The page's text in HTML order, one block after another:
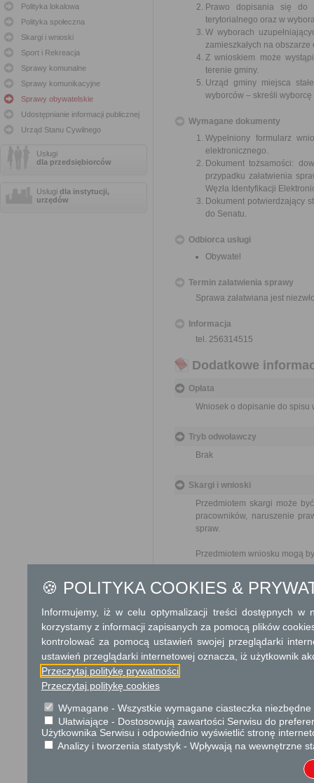
Polityka lokalowa
Polityka społeczna
Skargi i wnioski
Sport i Rekreacja
Sprawy komunalne
Sprawy komunikacyjne
Sprawy obywatelskie
Udostępnianie informacji publicznej
Urząd Stanu Cywilnego
Usługi
dla przedsiębiorców
Usługi dla instytucji,
urzędów
Prawo dopisania się do
terytorialnego oraz w
W wyborach
zamieszkałych na
Z wnioskiem może
terenie gminy.
Urząd gminy miejsca
wyborców – skreśli
Wymagane dokumenty
Wypełniony formularz
elektronicznego.
Dokument tożsamości:
przypadku załatwienia
Węzła Identyfikacji
Dokument potwierdzający
do Senatu.
Odbiorca usługi
Obywatel
Termin załatwienia sprawy
Sprawa załatwiana jest
Informacja
tel. 256314515
Dodatkowe
Opłata
Wniosek o dopisanie do spisu
Tryb odwoławczy
Brak
Skargi i wnioski
Przedmiotem skargi może
pracowników, naruszenie
spraw.
Przedmiotem wniosku mogą
wzmacnianie
usprawnienie pracy i
ochrony własności
lepszego zaspokajania
Organ właściwy dla
miesiąca.
Ustawa z dnia 14
Ustawa z dnia 5
Rozporządzenie
🍪 POLITYKA COOKIES &
Informujemy, iż w celu optymalizacji treści dostępnych w
korzystamy z informacji zapisanych za pomocą plików
kontrolować za pomocą ustawień swojej przeglądarki
ustawień przeglądarki internetowej oznacza, iż użytkownik
Przeczytaj politykę prywatności
Przeczytaj politykę cookies
Wymagane - Wszystkie wymagane ciasteczka
Ułatwiające - Dostosowują zawartości Serwisu do
Użytkownika Serwisu i odpowiednio wyświetlić stronę
Analizy i tworzenia statystyk - Wpływają na wewnętrzne